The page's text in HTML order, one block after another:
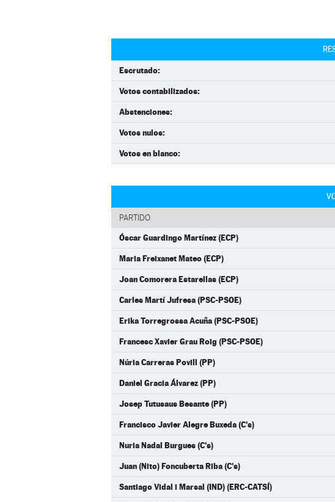
Escrutado:
Votos contabilizados:
Abstenciones:
Votos nulos:
Votos en blanco:
PARTIDO
Óscar Guardingo Martínez (ECP)
Maria Freixanet Mateo (ECP)
Joan Comorera Estarellas (ECP)
Carles Martí Jufresa (PSC-PSOE)
Erika Torregrossa Acuña (PSC-PSOE)
Francesc Xavier Grau Roig (PSC-PSOE)
Núria Carreras Povill (PP)
Daniel Gracia Álvarez (PP)
Josep Tutusaus Besante (PP)
Francisco Javier Alegre Buxeda (C's)
Nuria Nadal Burgues (C's)
Juan (Nito) Foncuberta Riba (C's)
Santiago Vidal i Marsal (IND) (ERC-CATSÍ)